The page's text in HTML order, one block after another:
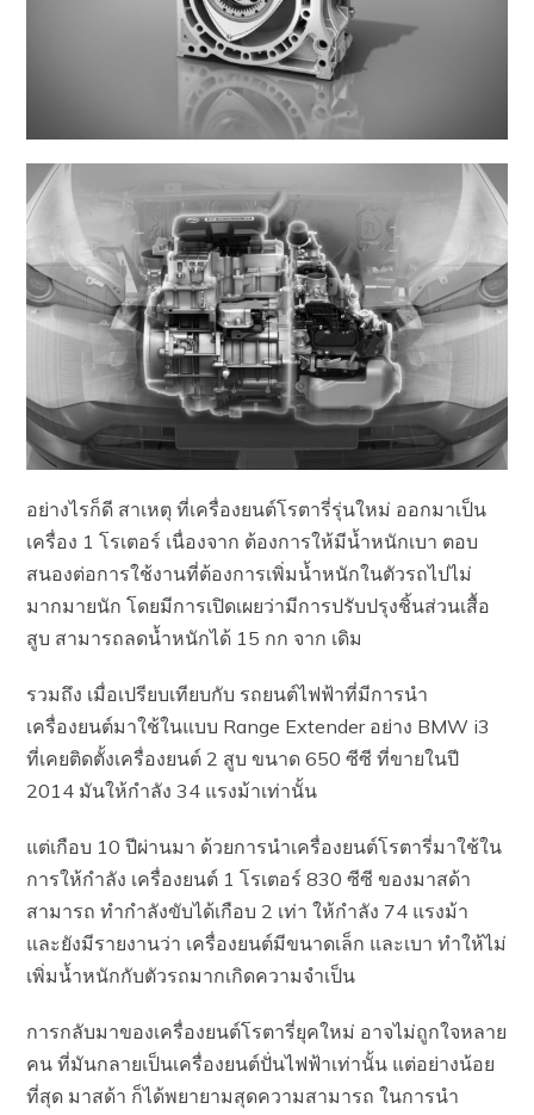
อย่างไรก็ดี สาเหตุ ที่เครื่องยนต์โรตารี่รุ่นใหม่ ออกมาเป็น
เครื่อง 1 โรเตอร์ เนื่องจาก ต้องการให้มีน้ำหนักเบา ตอบ
สนองต่อการใช้งานที่ต้องการเพิ่มน้ำหนักในตัวรถไปไม่
มากมายนัก โดยมีการเปิดเผยว่ามีการปรับปรุงชิ้นส่วนเสื้อ
สูบ สามารถลดน้ำหนักได้ 15 กก จาก เดิม
รวมถึง เมื่อเปรียบเทียบกับ รถยนต์ไฟฟ้าที่มีการนำ
เครื่องยนต์มาใช้ในแบบ Range Extender อย่าง BMW i3
ที่เคยติดตั้งเครื่องยนต์ 2 สูบ ขนาด 650 ซีซี ที่ขายในปี
2014 มันให้กำลัง 34 แรงม้าเท่านั้น
แต่เกือบ 10 ปีผ่านมา ด้วยการนำเครื่องยนต์โรตารี่มาใช้ใน
การให้กำลัง เครื่องยนต์ 1 โรเตอร์ 830 ซีซี ของมาสด้า
สามารถ ทำกำลังขับได้เกือบ 2 เท่า ให้กำลัง 74 แรงม้า
และยังมีรายงานว่า เครื่องยนต์มีขนาดเล็ก และเบา ทำให้ไม่
เพิ่มน้ำหนักกับตัวรถมากเกิดความจำเป็น
การกลับมาของเครื่องยนต์โรตารี่ยุคใหม่ อาจไม่ถูกใจหลาย
คน ที่มันกลายเป็นเครื่องยนต์ปั่นไฟฟ้าเท่านั้น แต่อย่างน้อย
ที่สุด มาสด้า ก็ได้พยายามสุดความสามารถ ในการนำ